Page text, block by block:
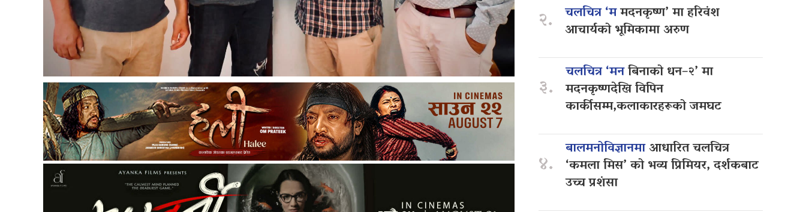
२. चलचित्र ‘ममदनकृष्ण’ मा हरिवंश
आचार्यको भूमिकामा अरुण
३.
चलचित्र ‘मनबिनाको धन–२’ मा
मदनकृष्णदेखि विपिन
कार्कीसम्म,कलाकारहरूको जमघट
४.
बालमनोविज्ञानमाआधारित चलचित्र
‘कमला मिस’ को भव्य प्रिमियर, दर्शकबाट
उच्च प्रशंसा